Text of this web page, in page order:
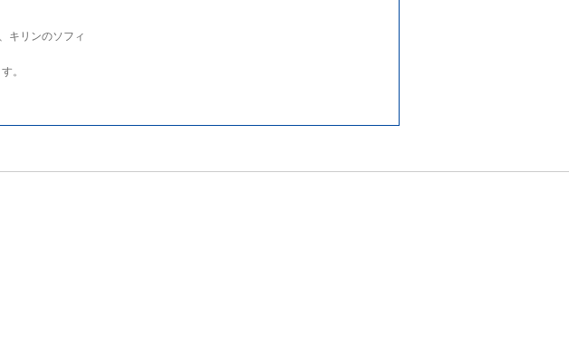
キリンのソフィ
。